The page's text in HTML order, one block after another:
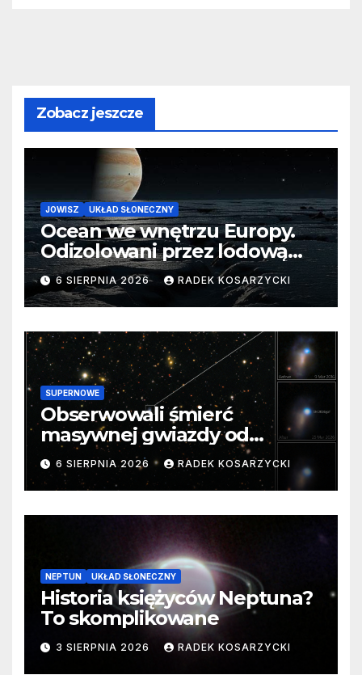
Zobacz jeszcze
JOWISZ UKŁAD SŁONECZNY
Ocean we wnętrzu Europy.
Odizolowani przez lodową
barierę
6 SIERPNIA 2026 RADEK KOSARZYCKI
SUPERNOWE
Obserwowali śmierć
masywnej gwiazdy od
samego początku. Niezwykle
cenne dane
6 SIERPNIA 2026 RADEK KOSARZYCKI
NEPTUN UKŁAD SŁONECZNY
Historia księżyców Neptuna?
To skomplikowane
3 SIERPNIA 2026 RADEK KOSARZYCKI